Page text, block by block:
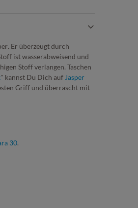
. Er überzeugt durch
ist wasserabweisend und
Stoff verlangen. Taschen
" kannst Du Dich auf Jasper
Griff und überrascht mit
30.